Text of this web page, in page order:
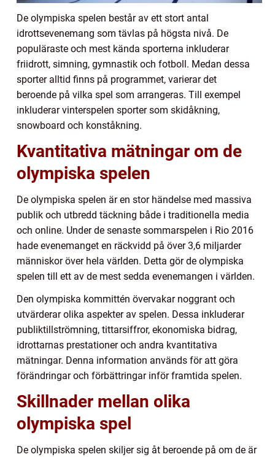
De olympiska spelen består av ett stort antal
idrottsevenemang som tävlas på högsta nivå. De
populäraste och mest kända sporterna inkluderar
friidrott, simning, gymnastik och fotboll. Medan dessa
sporter alltid finns på programmet, varierar det
beroende på vilka spel som arrangeras. Till exempel
inkluderar vinterspelen sporter som skidåkning,
snowboard och konståkning.
Kvantitativa mätningar om de
olympiska spelen
De olympiska spelen är en stor händelse med massiva
publik och utbredd täckning både i traditionella media
och online. Under de senaste sommarspelen i Rio 2016
hade evenemanget en räckvidd på över 3,6 miljarder
människor över hela världen. Detta gör de olympiska
spelen till ett av de mest sedda evenemangen i världen.
Den olympiska kommittén övervakar noggrant och
utvärderar olika aspekter av spelen. Dessa inkluderar
publiktillströmning, tittarsiffror, ekonomiska bidrag,
idrottarnas prestationer och andra kvantitativa
mätningar. Denna information används för att göra
förändringar och förbättringar inför framtida spelen.
Skillnader mellan olika
olympiska spel
De olympiska spelen skiljer sig åt beroende på om de är